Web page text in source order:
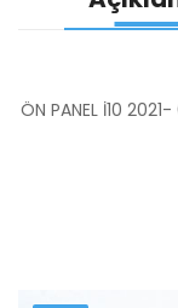
ÖN PANEL İ10